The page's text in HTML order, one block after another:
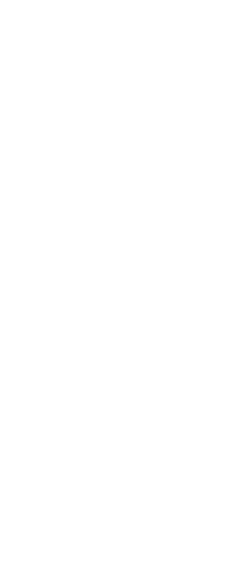
ir pieejamas stumjamajā,
un ilgi kalpojošas
nelūzt, bet